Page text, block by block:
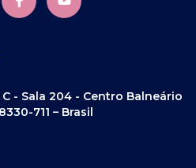
C - Sala 204 - Centro Balneário
711 – Brasil